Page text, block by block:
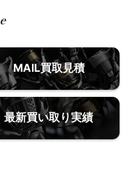
MAIL買取見積
最新買い取り実績